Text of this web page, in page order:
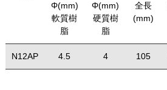
Φ(mm)
軟質樹
脂
Φ(mm)
硬質樹
脂
全長
(mm)
N12AP 4.5 4 105